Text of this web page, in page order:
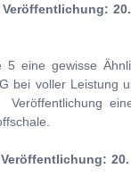
5 eine gewisse
bei voller Leistung
20.